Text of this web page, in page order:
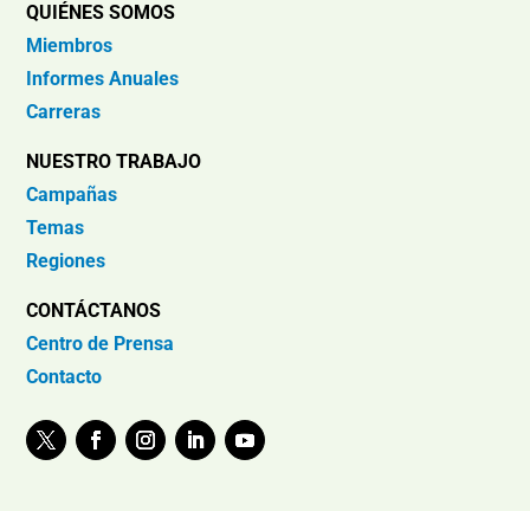
QUIÉNES SOMOS
Miembros
Informes Anuales
Carreras
NUESTRO TRABAJO
Campañas
Temas
Regiones
CONTÁCTANOS
Centro de Prensa
Contacto